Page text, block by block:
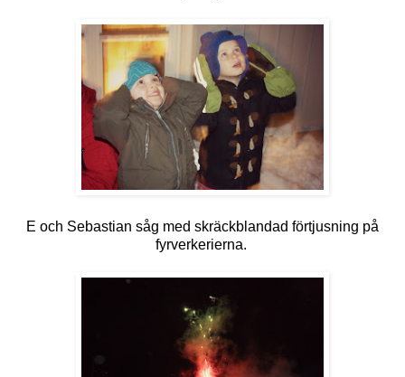
E och Sebastian såg med skräckblandad förtjusning på
fyrverkerierna.